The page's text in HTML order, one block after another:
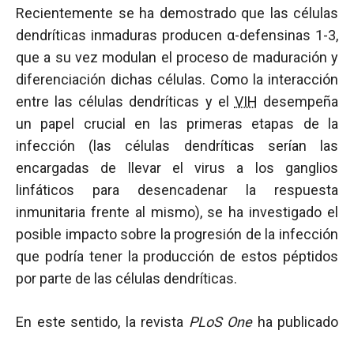
Recientemente se ha demostrado que las células
dendríticas inmaduras producen α-defensinas 1-3,
que a su vez modulan el proceso de maduración y
diferenciación dichas células. Como la interacción
entre las células dendríticas y el VIH desempeña
un papel crucial en las primeras etapas de la
infección (las células dendríticas serían las
encargadas de llevar el virus a los ganglios
linfáticos para desencadenar la respuesta
inmunitaria frente al mismo), se ha investigado el
posible impacto sobre la progresión de la infección
que podría tener la producción de estos péptidos
por parte de las células dendríticas.
En este sentido, la revista PLoS Oneha publicado